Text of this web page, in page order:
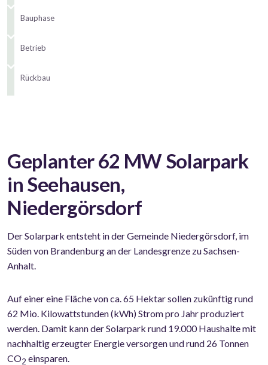
Bauphase
Betrieb
Rückbau
Geplanter 62 MW Solarpark
in Seehausen,
Niedergörsdorf
Der Solarpark entsteht in der Gemeinde Niedergörsdorf, im
Süden von Brandenburg an der Landesgrenze zu Sachsen-
Anhalt.
Auf einer eine Fläche von ca. 65 Hektar sollen zukünftig rund
62 Mio. Kilowattstunden (kWh) Strom pro Jahr produziert
werden. Damit kann der Solarpark rund 19.000 Haushalte mit
nachhaltig erzeugter Energie versorgen und rund 26 Tonnen
CO2 einsparen.